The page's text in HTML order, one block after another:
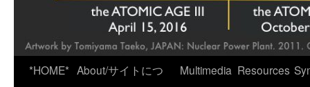
*HOME* About/サイトにつ
Multimedia Resources